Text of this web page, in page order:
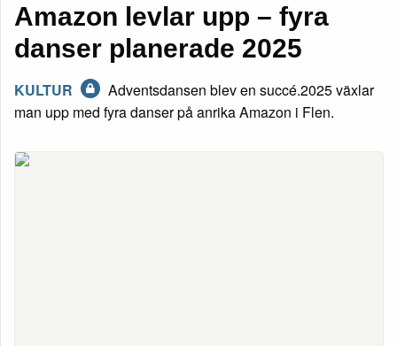
Amazon levlar upp – fyra
danser planerade 2025
KULTUR
Adventsdansen blev en succé.2025 växlar
man upp med fyra danser på anrika Amazon i Flen.